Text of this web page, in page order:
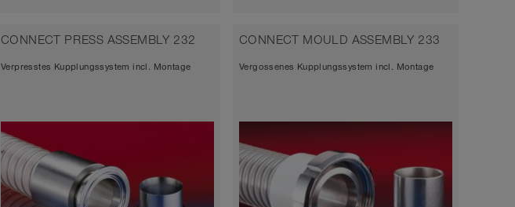
CONNECT PRESS ASSEMBLY 232
Verpresstes Kupplungssystem incl. Montage
CONNECT MOULD ASSEMBLY 233
Vergossenes Kupplungssystem incl. Montage